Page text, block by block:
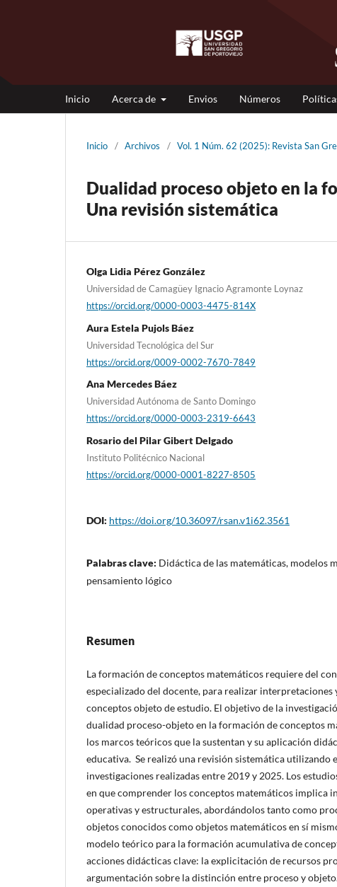
Inicio Acerca de Envios Números
Inicio / Archivos / Vol. 1 Núm. 62 (2025): Revista San
Dualidad proceso objeto en la
Una revisión sistemática
Olga Lidia Pérez González
Universidad de Camagüey Ignacio Agramonte Loynaz
https://orcid.org/0000-0003-4475-814X
Aura Estela Pujols Báez
Universidad Tecnológica del Sur
https://orcid.org/0009-0002-7670-7849
Ana Mercedes Báez
Universidad Autónoma de Santo Domingo
https://orcid.org/0000-0003-2319-6643
Rosario del Pilar Gibert Delgado
Instituto Politécnico Nacional
https://orcid.org/0000-0001-8227-8505
DOI: https://doi.org/10.36097/rsan.v1i62.3561
Palabras clave: Didáctica de las matemáticas, modelos
pensamiento lógico
Resumen
La formación de conceptos matemáticos requiere del
especializado del docente, para realizar interpretaciones
conceptos objeto de estudio. El objetivo de la
dualidad proceso-objeto en la formación de conceptos
los marcos teóricos que la sustentan y su aplicación
educativa. Se realizó una revisión sistemática utilizando
investigaciones realizadas entre 2019 y 2025. Los
en que comprender los conceptos matemáticos implica
operativas y estructurales, abordándolos tanto como
objetos conocidos como objetos matemáticos en sí
modelo teórico para la formación acumulativa de
acciones didácticas clave: la explicitación de recursos
argumentación sobre la distinción entre proceso y